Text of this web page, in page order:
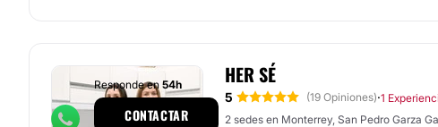
HER SÉ
5 (19 Opiniones)·1
2 sedes en Monterrey, San Pedro Garza
Responde en 54h
CONTACTAR